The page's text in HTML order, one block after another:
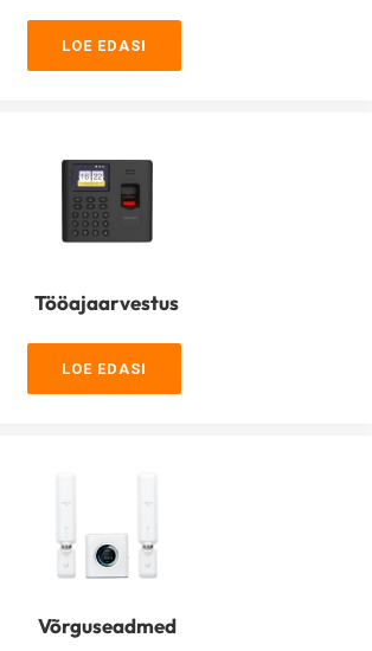
LOE EDASI
Tööajaarvestus
LOE EDASI
Võrguseadmed